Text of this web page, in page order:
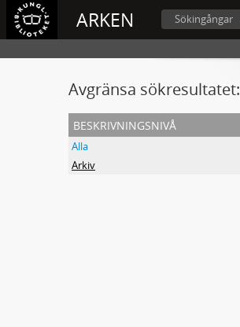
ARKEN Sökingångar
Avgränsa sökresultatet:
beskrivningsnivå
Alla
Arkiv